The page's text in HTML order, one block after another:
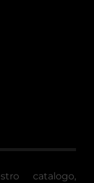
catalogo,